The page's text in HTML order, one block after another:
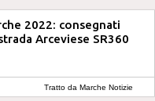
2022: consegnati
Arceviese SR360
Tratto da Marche Notizie